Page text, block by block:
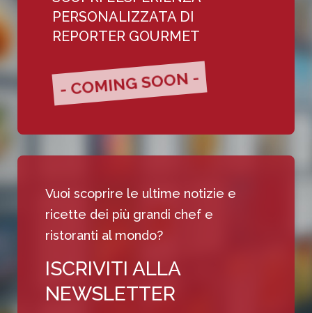
PERSONALIZZATA DI
REPORTER GOURMET
- COMING SOON -
Vuoi scoprire le ultime notizie e
ricette dei più grandi chef e
ristoranti al mondo?
ISCRIVITI ALLA
NEWSLETTER